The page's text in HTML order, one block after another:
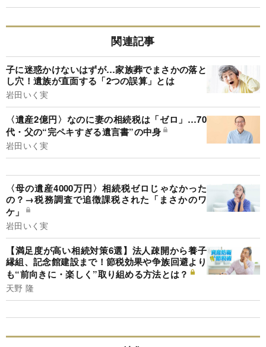
関連記事
子に迷惑かけないはずが…家族葬でまさかの落と
し穴！遺族が直面する「2つの誤算」とは
岩田いく実
〈遺産2億円〉なのに妻の相続税は「ゼロ」…70
代・父の“完ペキすぎる遺言書”の中身
岩田いく実
〈母の遺産4000万円〉相続税ゼロじゃなかった
の？→税務調査で追徴課税された「まさかのワ
ケ」
岩田いく実
【満足度が高い相続対策6選】法人疎開から養子
縁組、記念館建設まで！節税効果や争族回避より
も“前向きに・楽しく”取り組める方法とは？
天野 隆